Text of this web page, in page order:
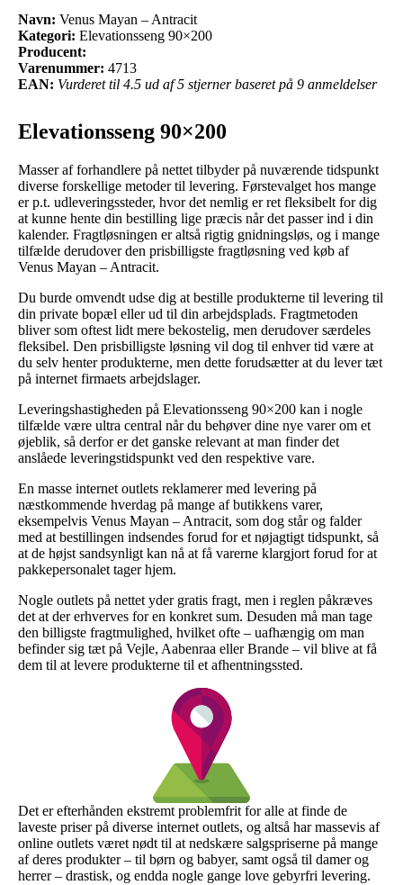
Navn: Venus Mayan – Antracit
Kategori: Elevationsseng 90×200
Producent:
Varenummer: 4713
EAN: Vurderet til 4.5 ud af 5 stjerner baseret på 9 anmeldelser
Elevationsseng 90×200
Masser af forhandlere på nettet tilbyder på nuværende tidspunkt
diverse forskellige metoder til levering. Førstevalget hos mange
er p.t. udleveringssteder, hvor det nemlig er ret fleksibelt for dig
at kunne hente din bestilling lige præcis når det passer ind i din
kalender. Fragtløsningen er altså rigtig gnidningsløs, og i mange
tilfælde derudover den prisbilligste fragtløsning ved køb af
Venus Mayan – Antracit.
Du burde omvendt udse dig at bestille produkterne til levering til
din private bopæl eller ud til din arbejdsplads. Fragtmetoden
bliver som oftest lidt mere bekostelig, men derudover særdeles
fleksibel. Den prisbilligste løsning vil dog til enhver tid være at
du selv henter produkterne, men dette forudsætter at du lever tæt
på internet firmaets arbejdslager.
Leveringshastigheden på Elevationsseng 90×200 kan i nogle
tilfælde være ultra central når du behøver dine nye varer om et
øjeblik, så derfor er det ganske relevant at man finder det
anslåede leveringstidspunkt ved den respektive vare.
En masse internet outlets reklamerer med levering på
næstkommende hverdag på mange af butikkens varer,
eksempelvis Venus Mayan – Antracit, som dog står og falder
med at bestillingen indsendes forud for et nøjagtigt tidspunkt, så
at de højst sandsynligt kan nå at få varerne klargjort forud for at
pakkepersonalet tager hjem.
Nogle outlets på nettet yder gratis fragt, men i reglen påkræves
det at der erhverves for en konkret sum. Desuden må man tage
den billigste fragtmulighed, hvilket ofte – uafhængig om man
befinder sig tæt på Vejle, Aabenraa eller Brande – vil blive at få
dem til at levere produkterne til et afhentningssted.
Det er efterhånden ekstremt problemfrit for alle at finde de
laveste priser på diverse internet outlets, og altså har massevis af
online outlets været nødt til at nedskære salgspriserne på mange
af deres produkter – til børn og babyer, samt også til damer og
herrer – drastisk, og endda nogle gange love gebyrfri levering.